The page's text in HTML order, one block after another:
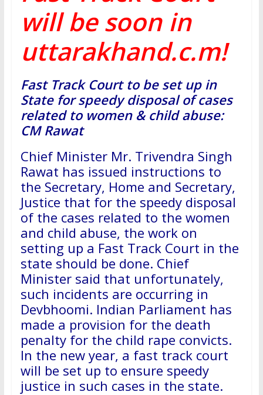
will be soon in
uttarakhand.c.m!
Fast Track Court to be set up in
State for speedy disposal of cases
related to women & child abuse:
CM Rawat
Chief Minister Mr. Trivendra Singh
Rawat has issued instructions to
the Secretary, Home and Secretary,
Justice that for the speedy disposal
of the cases related to the women
and child abuse, the work on
setting up a Fast Track Court in the
state should be done. Chief
Minister said that unfortunately,
such incidents are occurring in
Devbhoomi. Indian Parliament has
made a provision for the death
penalty for the child rape convicts.
In the new year, a fast track court
will be set up to ensure speedy
justice in such cases in the state.